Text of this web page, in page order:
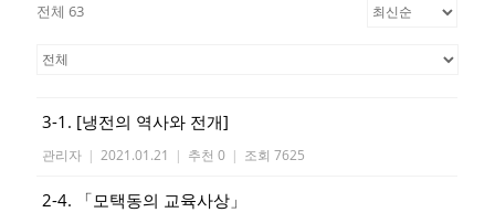
전체 63
3-1. [냉전의 역사와 전개]
관리자 | 2021.01.21 | 추천 0 | 조회 7625
2-4. 「모택동의 교육사상」